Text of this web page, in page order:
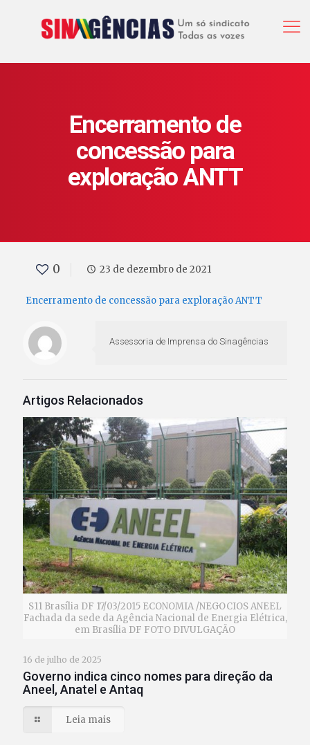
Encerramento de
concessão para
exploração ANTT
0 23 de dezembro de 2021
Encerramento de concessão para exploração ANTT
Assessoria de Imprensa do Sinagências
Artigos Relacionados
S11 Brasília DF 17/03/2015 ECONOMIA /NEGOCIOS ANEEL
Fachada da sede da Agência Nacional de Energia Elétrica,
em Brasília DF FOTO DIVULGAÇÃO
16 de julho de 2025
Governo indica cinco nomes para direção da
Aneel, Anatel e Antaq
Leia mais